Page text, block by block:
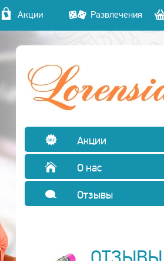
Акции Развлечения
Акции
О нас
Отзывы